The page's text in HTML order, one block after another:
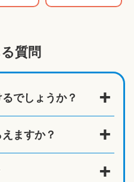
質問
でしょうか？
ますか？